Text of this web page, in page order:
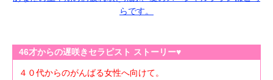
らです。
46才からの遅咲きセラピスト ストーリー♥
４０代からのがんばる女性へ向けて。